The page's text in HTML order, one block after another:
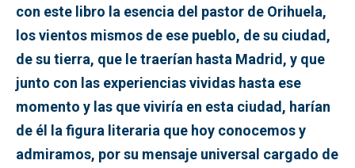
con este libro la esencia del pastor de Orihuela,
los vientos mismos de ese pueblo, de su ciudad,
de su tierra, que le traerían hasta Madrid, y que
junto con las experiencias vividas hasta ese
momento y las que viviría en esta ciudad, harían
de él la figura literaria que hoy conocemos y
admiramos, por su mensaje universal cargado de